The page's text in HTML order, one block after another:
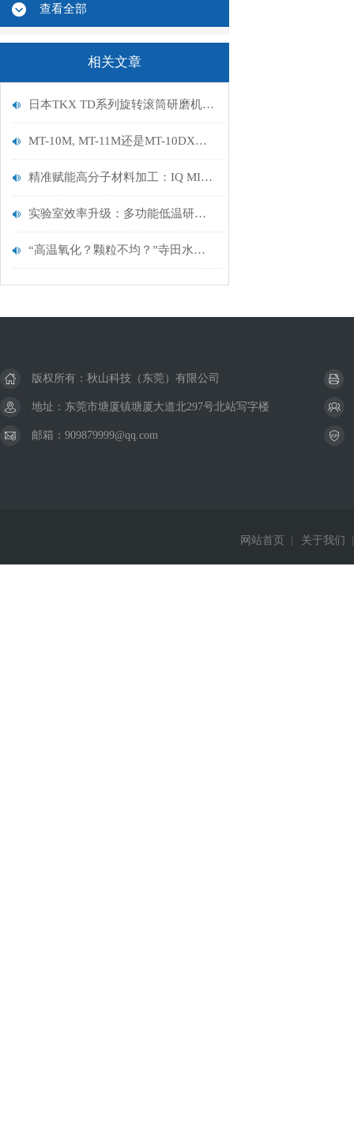
查看全部
相关文章
日本TKX TD系列旋转滚筒研磨机，精密工件表面处理全能方案
MT-10M, MT-11M还是MT-10DX？三分钟看懂MWL研磨机怎么选
精准赋能高分子材料加工：IQ MILL-2070 低温研磨机的运用价值分析
实验室效率升级：多功能低温研磨机IQ MILL-2070操作指南
“高温氧化？颗粒不均？”寺田水冷研磨机如何解决抹茶加工的3大行业难题
版权所有：秋山科技（东莞）有限公司
地址：东莞市塘厦镇塘厦大道北297号北站写字楼
邮箱：909879999@qq.com
网站首页 关于我们